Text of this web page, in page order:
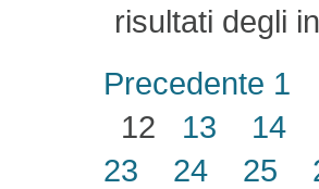
risultati degli
Precedente 1
12 13
14
23
24 25